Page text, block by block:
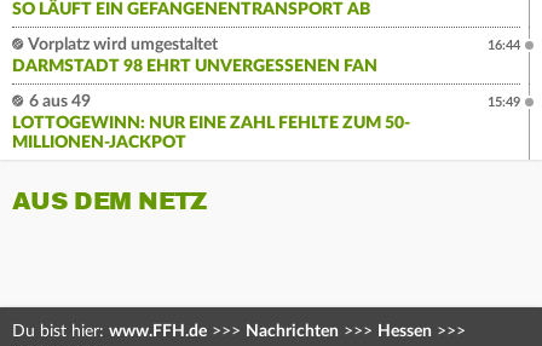
SO LÄUFT EIN GEFANGENENTRANSPORT AB
Vorplatz wird umgestaltet
DARMSTADT 98 EHRT UNVERGESSENEN FAN
16:44
6 aus 49
LOTTOGEWINN: NUR EINE ZAHL FEHLTE ZUM 50-
MILLIONEN-JACKPOT
15:49
AUS DEM NETZ
Du bist hier: www.FFH.de >>> Nachrichten >>> Hessen >>>